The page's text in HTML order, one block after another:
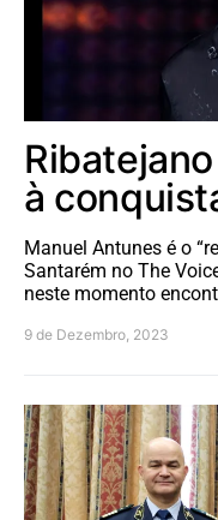
à
Manuel Antunes é o
Santarém no The
neste momento
9 de Dezembro, 2023